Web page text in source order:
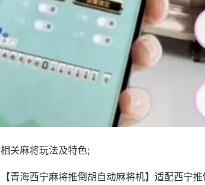
相关麻将玩法及特色;
【青海西宁麻将推倒胡自动麻将机】适配西宁